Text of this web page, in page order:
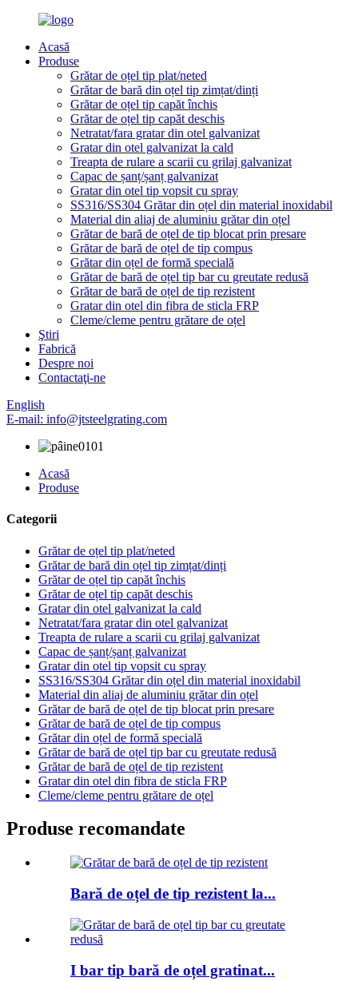
Acasă
Produse
Grătar de oțel tip plat/neted
Grătar de bară din oțel tip zimțat/dinți
Grătar de oțel tip capăt închis
Grătar de oțel tip capăt deschis
Netratat/fara gratar din otel galvanizat
Gratar din otel galvanizat la cald
Treapta de rulare a scarii cu grilaj galvanizat
Capac de șanț/șanț galvanizat
Gratar din otel tip vopsit cu spray
SS316/SS304 Grătar din oțel din material inoxidabil
Material din aliaj de aluminiu grătar din oțel
Grătar de bară de oțel de tip blocat prin presare
Grătar de bară de oțel de tip compus
Grătar din oțel de formă specială
Grătar de bară de oțel tip bar cu greutate redusă
Grătar de bară de oțel de tip rezistent
Gratar din otel din fibra de sticla FRP
Cleme/cleme pentru grătare de oțel
Ştiri
Fabrică
Despre noi
Contactaţi-ne
English
E-mail: info@jtsteelgrating.com
Acasă
Produse
Categorii
Grătar de oțel tip plat/neted
Grătar de bară din oțel tip zimțat/dinți
Grătar de oțel tip capăt închis
Grătar de oțel tip capăt deschis
Gratar din otel galvanizat la cald
Netratat/fara gratar din otel galvanizat
Treapta de rulare a scarii cu grilaj galvanizat
Capac de șanț/șanț galvanizat
Gratar din otel tip vopsit cu spray
SS316/SS304 Grătar din oțel din material inoxidabil
Material din aliaj de aluminiu grătar din oțel
Grătar de bară de oțel de tip blocat prin presare
Grătar de bară de oțel de tip compus
Grătar din oțel de formă specială
Grătar de bară de oțel tip bar cu greutate redusă
Grătar de bară de oțel de tip rezistent
Gratar din otel din fibra de sticla FRP
Cleme/cleme pentru grătare de oțel
Produse recomandate
Bară de oțel de tip rezistent la...
I bar tip bară de oțel gratinat...